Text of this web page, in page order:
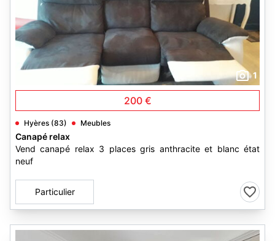
1
200 €
Hyères (83) Meubles
Canapé relax
Vend canapé relax 3 places gris anthracite et blanc état
neuf
Particulier